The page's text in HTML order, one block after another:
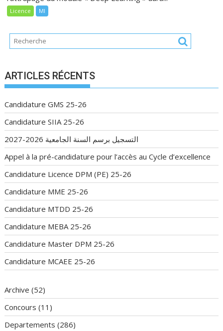
Licence MI
ARTICLES RÉCENTS
Candidature GMS 25-26
Candidature SIIA 25-26
التسجيل برسم السنة الجامعية 2026-2027
Appel à la pré-candidature pour l’accès au Cycle d’excellence
Candidature Licence DPM (PE) 25-26
Candidature MME 25-26
Candidature MTDD 25-26
Candidature MEBA 25-26
Candidature Master DPM 25-26
Candidature MCAEE 25-26
Archive (52)
Concours (11)
Departements (286)